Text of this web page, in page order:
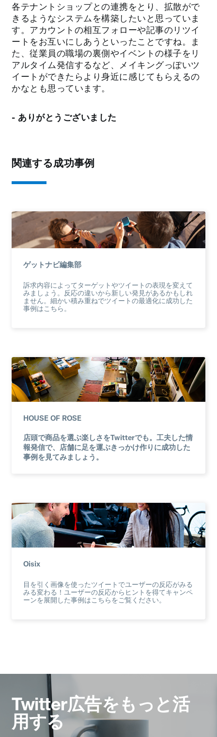
各テナントショップとの連携をとり、拡散がで
きるようなシステムを構築したいと思っていま
す。アカウントの相互フォローや記事のリツイ
ートをお互いにしあうといったことですね。ま
た、従業員の職場の裏側やイベントの様子をリ
アルタイム発信するなど、メイキングっぽいツ
イートができたらより身近に感じてもらえるの
かなとも思っています。
- ありがとうございました
関連する成功事例
ゲットナビ編集部
訴求内容によってターゲットやツイートの表現を変えて
みましょう。反応の違いから新しい発見があるかもしれ
ません。細かい積み重ねでツイートの最適化に成功した
事例はこちら。
HOUSE OF ROSE
店頭で商品を選ぶ楽しさをTwitterでも。工夫した情
報発信で、店舗に足を運ぶきっかけ作りに成功した
事例を見てみましょう。
Oisix
目を引く画像を使ったツイートでユーザーの反応がみる
みる変わる！ユーザーの反応からヒントを得てキャンペ
ーンを展開した事例はこちらをご覧ください。
Twitter広告をもっと活
用する